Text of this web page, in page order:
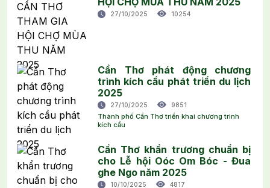
27/10/2025 10254
Cần Thơ phát động chương
trình kích cầu phát triển du lịch
2025
27/10/2025 9851
Thành phố Cần Thơ triển khai chương trình
kích cầu
Cần Thơ khẩn trương chuẩn bị
cho Lễ hội Oóc Om Bóc - Đua
ghe Ngo năm 2025
10/10/2025 4817